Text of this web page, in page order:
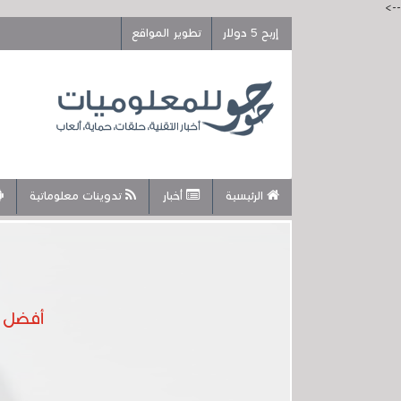
-->
إربح 5 دولار
تطوير المواقع
الرئيسية أخبار تدوينات معلوماتية
أفضل 7 هواتف محمولة يمكنك شراؤها بأقل من 200 دولارعام 2024